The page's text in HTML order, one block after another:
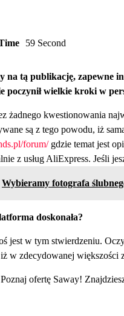
59 Second
na tą publikację, zapewne
poczynił wielkie kroki w
żadnego kwestionowania
są z tego powodu, iż
forum/gdzie temat jest
z usług AliExpress. Jeśli
Wybieramy fotografa
doskonała?
jest w tym stwierdzeniu.
w zdecydowanej większości
ofertę Saway!